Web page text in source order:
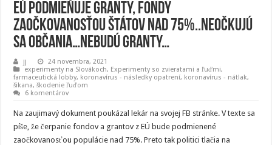
EÚ podmieňuje granty, fondy
zaočkovanosťou štátov nad 75%..neočkujú
sa občania…nebudú granty…
jj
24 novembra, 2021
experimenty na Slovákoch, Experimenty so zvieratami a ľuďmi,
farmaceutická lobby, koronavírus - následky opatrení, koronavírus - nátlak,
šikana, škodenie ľuďom
6 komentárov
Na zaujimavý dokument poukázal lekár na svojej FB stránke. V texte sa
píše, že čerpanie fondov a grantov z EÚ bude podmienené
zaočkovanosťou populácie nad 75%. Preto tak politici tlačia na